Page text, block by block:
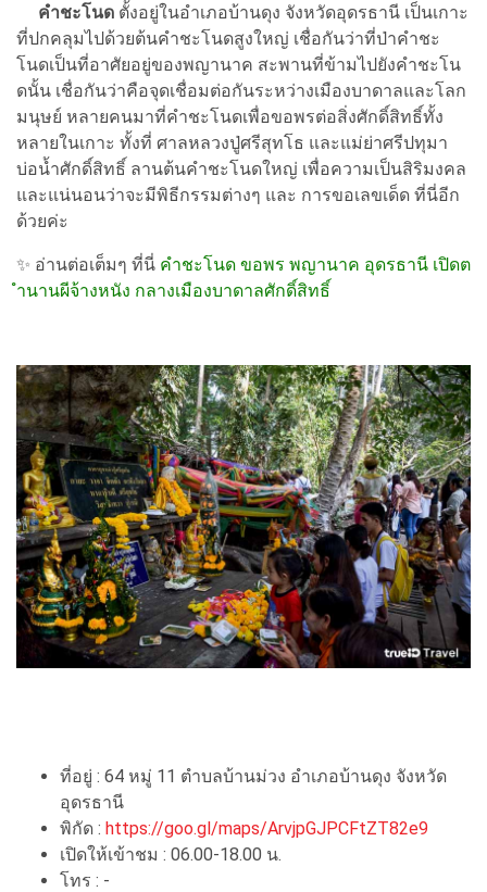
คำชะโนด ตั้งอยู่ในอำเภอบ้านดุง จังหวัดอุดรธานี เป็นเกาะ
ที่ปกคลุมไปด้วยต้นคำชะโนดสูงใหญ่ เชื่อกันว่าที่ป่าคำชะ
โนดเป็นที่อาศัยอยู่ของพญานาค สะพานที่ข้ามไปยังคำชะโน
ดนั้น เชื่อกันว่าคือจุดเชื่อมต่อกันระหว่างเมืองบาดาลและโลก
มนุษย์ หลายคนมาที่คำชะโนดเพื่อขอพรต่อสิ่งศักดิ์สิทธิ์ทั้ง
หลายในเกาะ ทั้งที่ ศาลหลวงปู่ศรีสุทโธ และแม่ย่าศรีปทุมา
บ่อน้ำศักดิ์สิทธิ์ ลานต้นคำชะโนดใหญ่ เพื่อความเป็นสิริมงคล
และแน่นอนว่าจะมีพิธีกรรมต่างๆ และ การขอเลขเด็ด ที่นี่อีก
ด้วยค่ะ
✨ อ่านต่อเต็มๆ ที่นี่ คำชะโนด ขอพร พญานาค อุดรธานี เปิดต
ำนานผีจ้างหนัง กลางเมืองบาดาลศักดิ์สิทธิ์
ที่อยู่ : 64 หมู่ 11 ตำบลบ้านม่วง อำเภอบ้านดุง จังหวัด
อุดรธานี
พิกัด : https://goo.gl/maps/ArvjpGJPCFtZT82e9
เปิดให้เข้าชม : 06.00-18.00 น.
โทร : -